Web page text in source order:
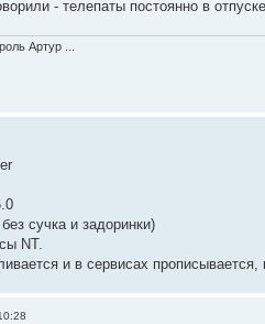
- телепаты постоянно в
Артур ...
сучка и задоринки)
NT.
и в сервисах